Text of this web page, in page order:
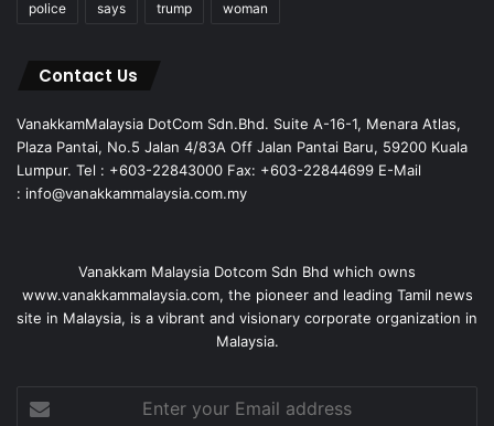
police says trump woman
Contact Us
VanakkamMalaysia DotCom Sdn.Bhd. Suite A-16-1, Menara Atlas,
Plaza Pantai, No.5 Jalan 4/83A Off Jalan Pantai Baru, 59200 Kuala
Lumpur. Tel : +603-22843000 Fax: +603-22844699 E-Mail
: info@vanakkammalaysia.com.my
Vanakkam Malaysia Dotcom Sdn Bhd which owns
www.vanakkammalaysia.com, the pioneer and leading Tamil news
site in Malaysia, is a vibrant and visionary corporate organization in
Malaysia.
your